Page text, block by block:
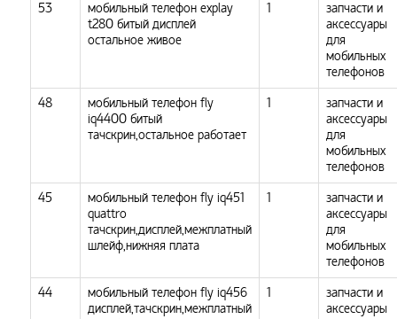
53
мобильный телефон explay
t280 битый дисплей
остальное живое
1
запчасти и
аксессуары
для
мобильных
телефонов
48
мобильный телефон fly
iq4400 битый
тачскрин,остальное работает
1
запчасти и
аксессуары
для
мобильных
телефонов
45
мобильный телефон fly iq451
quattro
тачскрин,дисплей,межплатный
шлейф,нижняя плата
1
запчасти и
аксессуары
для
мобильных
телефонов
44
мобильный телефон fly iq456
дисплей,тачскрин,межплатный
1
запчасти и
аксессуары